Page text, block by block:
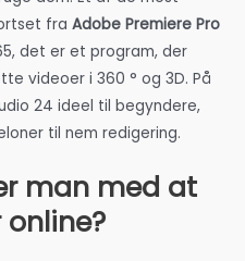
fra Adobe Premiere Pro
det er et program, der
videoer i 360 ° og 3D. På
24 ideel til begyndere,
til nem redigering.
man med at